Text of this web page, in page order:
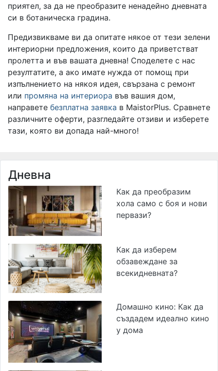
приятел, за да не преобразите ненадейно дневната
си в ботаническа градина.
Предизвикваме ви да опитате някое от тези зелени
интериорни предложения, които да приветстват
пролетта и във вашата дневна! Споделете с нас
резултатите, а ако имате нужда от помощ при
изпълнението на някоя идея, свързана с ремонт
или промяна на интериора във вашия дом,
направете безплатна заявка в MaistorPlus. Сравнете
различните оферти, разгледайте отзиви и изберете
тази, която ви допада най-много!
Дневна
Как да преобразим
хола само с боя и нови
первази?
Как да изберем
обзавеждане за
всекидневната?
Домашно кино: Как да
създадем идеално кино
у дома